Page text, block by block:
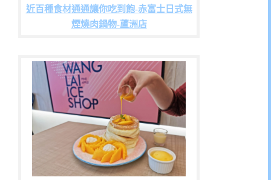
近百種食材通通讓你吃到飽-赤富士日式無
煙燒肉鍋物-蘆洲店